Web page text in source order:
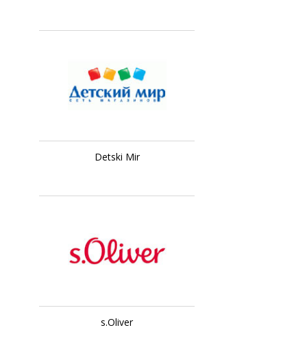
Detski Mir
s.Oliver